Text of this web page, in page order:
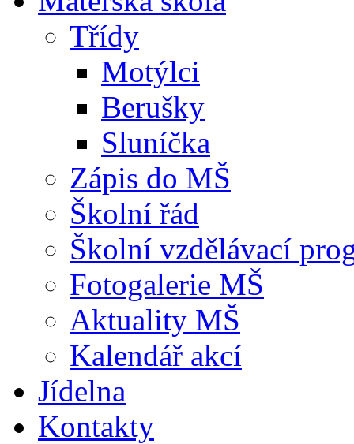
Třídy
Motýlci
Berušky
Sluníčka
Zápis do MŠ
Školní řád
Školní vzdělávací
Fotogalerie MŠ
Aktuality MŠ
Kalendář akcí
Jídelna
Kontakty